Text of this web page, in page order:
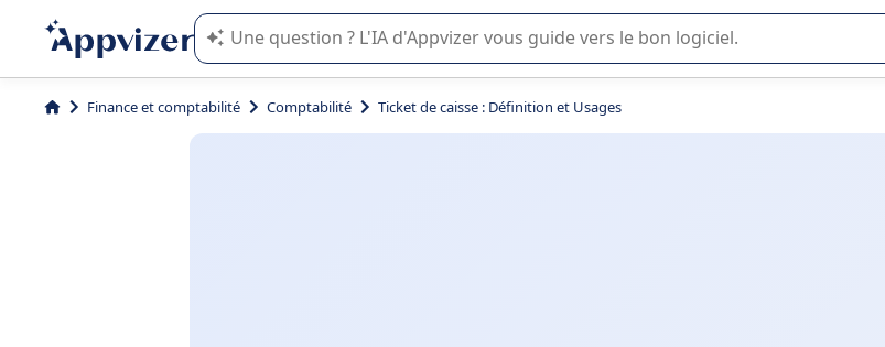
L'IA de Appvizer vous guide dans l'utilisation ou la sélection de logiciel SaaS en entreprise.
Finance et comptabilité Comptabilité Ticket de caisse : Définition et Usages